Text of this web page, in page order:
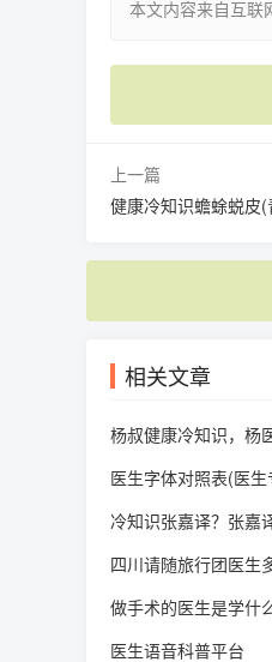
本文内容来自互
上一篇
健康冷知识蟾蜍蜕皮
相关文章
杨叔健康冷知识，杨
医生字体对照表(医
冷知识张嘉译？张嘉
四川请随旅行团医生
做手术的医生是学什
医生语音科普平台